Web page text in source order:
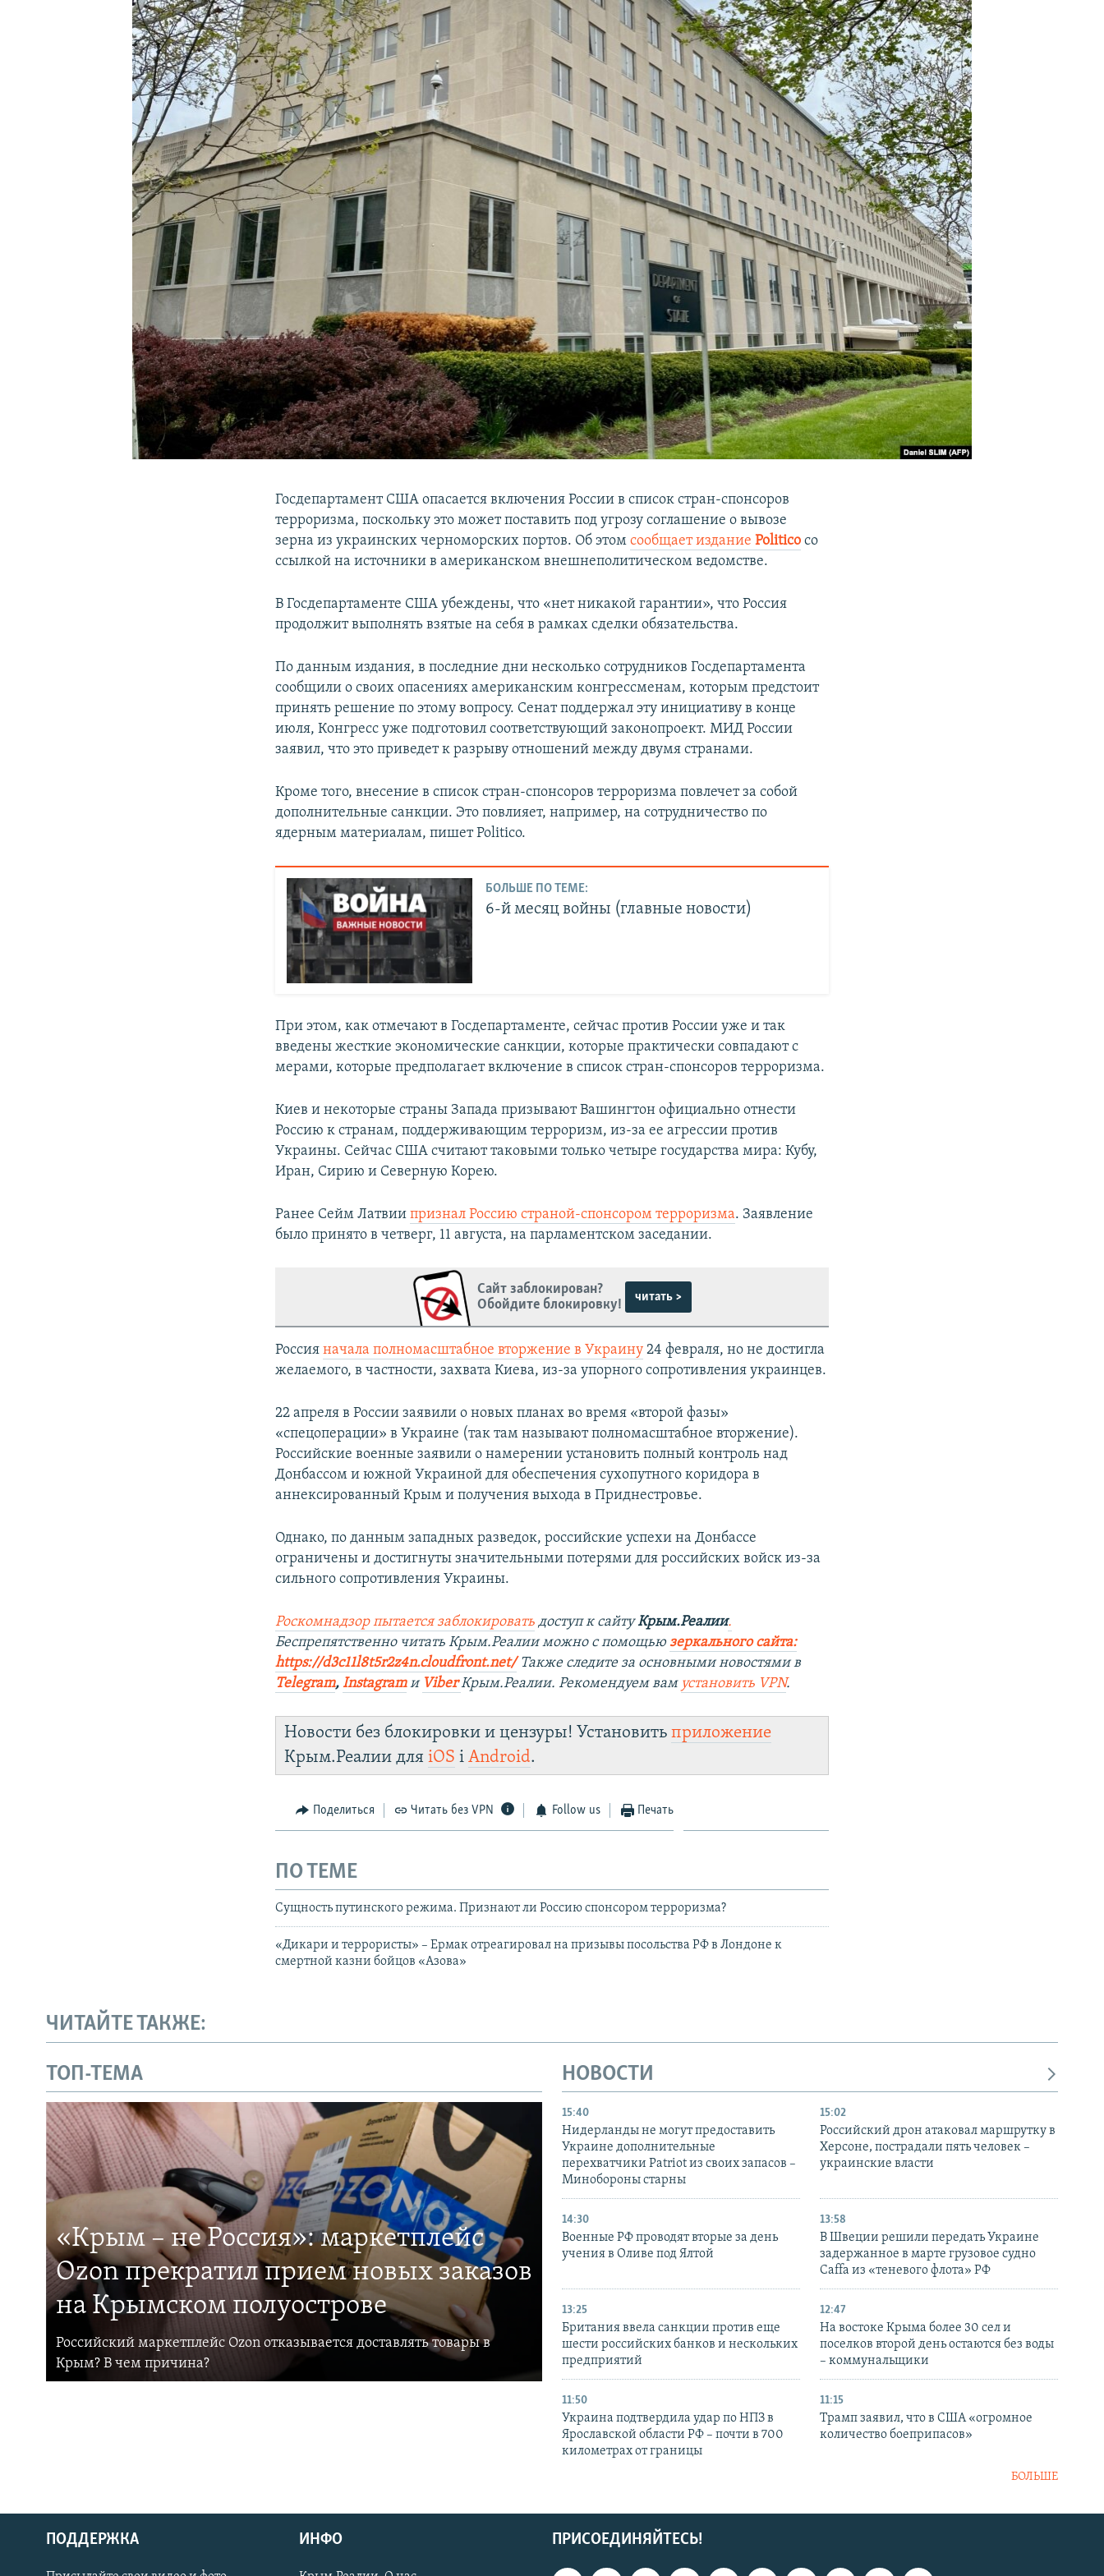
КРЫМ.НЕПОКОРЕННЫЙ
УКРАИНСКАЯ ПРОБЛЕМА КРЫМА
Українською
Госдепартамент США опасается включения России в список стран-спонсоров
терроризма, поскольку это может поставить под угрозу соглашение о вывозе
зерна из украинских черноморских портов. Об этомсообщает издание Politico со
ссылкой на источники в американском внешнеполитическом ведомстве.
В Госдепартаменте США убеждены, что «нет никакой гарантии», что Россия
продолжит выполнять взятые на себя в рамках сделки обязательства.
По данным издания, в последние дни несколько сотрудников Госдепартамента
сообщили о своих опасениях американским конгрессменам, которым предстоит
принять решение по этому вопросу. Сенат поддержал эту инициативу в конце
июля, Конгресс уже подготовил соответствующий законопроект. МИД России
заявил, что это приведет к разрыву отношений между двумя странами.
Кроме того, внесение в список стран-спонсоров терроризма повлечет за собой
дополнительные санкции. Это повлияет, например, на сотрудничество по
ядерным материалам, пишет Politico.
БОЛЬШЕ ПО ТЕМЕ:
6-й месяц войны (главные новости)
При этом, как отмечают в Госдепартаменте, сейчас против России уже и так
введены жесткие экономические санкции, которые практически совпадают с
мерами, которые предполагает включение в список стран-спонсоров терроризма.
Киев и некоторые страны Запада призывают Вашингтон официально отнести
Россию к странам, поддерживающим терроризм, из-за ее агрессии против
Украины. Сейчас США считают таковыми только четыре государства мира: Кубу,
Иран, Сирию и Северную Корею.
Ранее Сейм Латвиипризнал Россию страной-спонсором терроризма. Заявление
было принято в четверг, 11 августа, на парламентском заседании.
Сайт заблокирован?
Обойдите блокировку!
читать >
Россияначала полномасштабное вторжение в Украину 24 февраля, но не достигла
желаемого, в частности, захвата Киева, из-за упорного сопротивления украинцев.
22 апреля в России заявили о новых планах во время «второй фазы»
«спецоперации» в Украине (так там называют полномасштабное вторжение).
Российские военные заявили о намерении установить полный контроль над
Донбассом и южной Украиной для обеспечения сухопутного коридора в
аннексированный Крым и получения выхода в Приднестровье.
Однако, по данным западных разведок, российские успехи на Донбассе
ограничены и достигнуты значительными потерями для российских войск из-за
сильного сопротивления Украины.
Роскомнадзор пытается заблокировать доступ к сайтуКрым.Реалии.
Беспрепятственно читать Крым.Реалии можно с помощьюзеркального сайта:
https://d3c11l8t5r2z4n.cloudfront.net/Также следите за основными новостями в
Telegram,Instagramи ViberКрым.Реалии. Рекомендуем вам установить VPN.
Новости без блокировки и цензуры! Установитьприложение
Крым.Реалии дляiOS іAndroid.
Поделиться Читать без VPN Follow us Печать
ПО ТЕМЕ
Сущность путинского режима. Признают ли Россию спонсором терроризма?
«Дикари и террористы» – Ермак отреагировал на призывы посольства РФ в Лондоне к
смертной казни бойцов «Азова»
ЧИТАЙТЕ ТАКЖЕ:
ТОП-ТЕМА
«Крым – не Россия»: маркетплейс
Ozon прекратил прием новых заказов
на Крымском полуострове
Российский маркетплейс Ozon отказывается доставлять товары в
Крым? В чем причина?
НОВОСТИ
15:40
Нидерланды не могут предоставить
Украине дополнительные
перехватчики Patriot из своих запасов –
Минобороны старны
15:02
Российский дрон атаковал маршрутку в
Херсоне, пострадали пять человек –
украинские власти
14:30
Военные РФ проводят вторые за день
учения в Оливе под Ялтой
13:58
В Швеции решили передать Украине
задержанное в марте грузовое судно
Caffa из «теневого флота» РФ
13:25
Британия ввела санкции против еще
шести российских банков и нескольких
предприятий
12:47
На востоке Крыма более 30 сел и
поселков второй день остаются без воды
– коммунальщики
11:50
Украина подтвердила удар по НПЗ в
Ярославской области РФ – почти в 700
километрах от границы
11:15
Трамп заявил, что в США «огромное
количество боеприпасов»
БОЛЬШЕ
ПРИСОЕДИНЯЙТЕСЬ!
ПОДДЕРЖКА ИНФО